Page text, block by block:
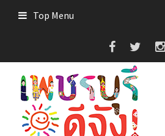
Top Menu